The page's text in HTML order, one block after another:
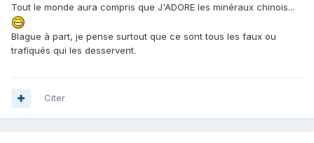
Tout le monde aura compris que J'ADORE les minéraux chinois...
Blague à part, je pense surtout que ce sont tous les faux ou
trafiqués qui les desservent.
Citer